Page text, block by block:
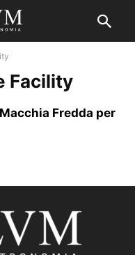
Facility
Fredda per